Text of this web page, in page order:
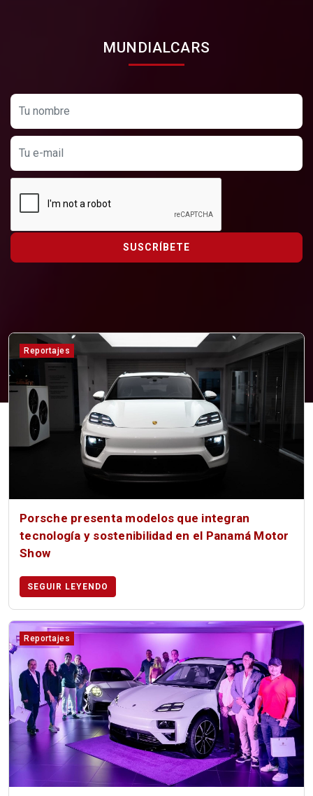
MUNDIALCARS
SUSCRÍBETE
Reportajes
Porsche presenta modelos que integran
tecnología y sostenibilidad en el Panamá Motor
Show
SEGUIR LEYENDO
Reportajes